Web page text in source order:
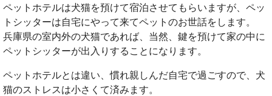
ペットホテルは犬猫を預けて宿泊させてもらいますが、ペッ
トシッターは自宅にやって来てペットのお世話をします。
兵庫県の室内外の犬猫であれば、当然、鍵を預けて家の中に
ペットシッターが出入りすることになります。
ペットホテルとは違い、慣れ親しんだ自宅で過ごすので、犬
猫のストレスは小さくて済みます。